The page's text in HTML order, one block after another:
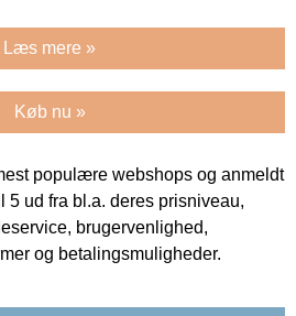
Læs mere »
Køb nu »
populære webshops og anmeldt
5 ud fra bl.a. deres prisniveau,
brugervenlighed,
og betalingsmuligheder.